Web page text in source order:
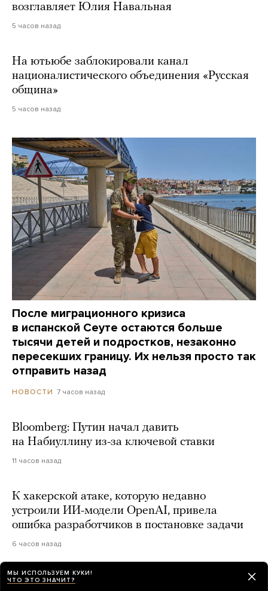
возглавляет Юлия Навальная
5 часов назад
На ютьюбе заблокировали канал
националистического объединения «Русская
община»
5 часов назад
После миграционного кризиса
в испанской Сеуте остаются больше
тысячи детей и подростков, незаконно
пересекших границу. Их нельзя просто так
отправить назад
НОВОСТИ 7 часов назад
Bloomberg: Путин начал давить
на Набиуллину из-за ключевой ставки
11 часов назад
К хакерской атаке, которую недавно
устроили ИИ-модели OpenAI, привела
ошибка разработчиков в постановке задачи
6 часов назад
Прокуратура запросила условный срок для
МЫ ИСПОЛЬЗУЕМ КУКИ!
ЧТО ЭТО ЗНАЧИТ?